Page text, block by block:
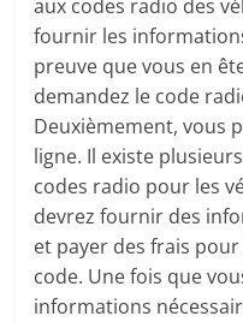
aux codes radio des
fournir les
preuve que vous en
demandez le code
Deuxièmement, vous
ligne. Il existe
codes radio pour les
devrez fournir des
et payer des frais
code. Une fois que
informations